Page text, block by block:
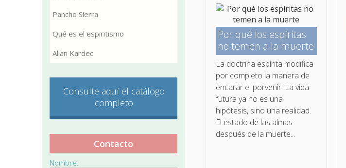
Por qué los espíritas
no temen a la muerte
La doctrina espírita modifica
por completo la manera de
encarar el porvenir. La vida
futura ya no es una
hipótesis, sino una realidad.
El estado de las almas
después de la muerte...
Pancho Sierra
Qué es el espiritismo
Allan Kardec
Consulte aquí el catálogo
completo
Contacto
Nombre: